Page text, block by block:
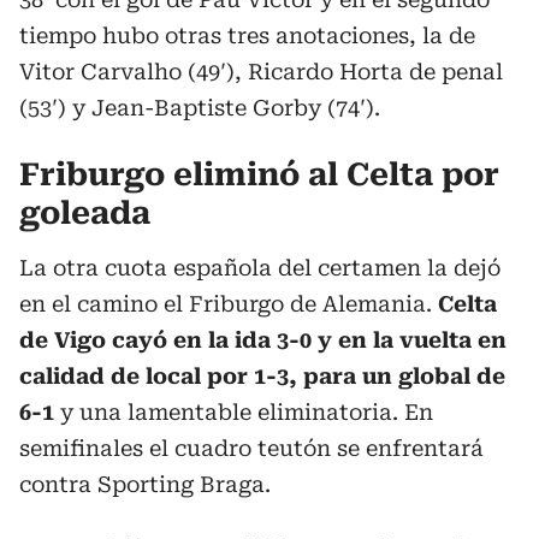
tiempo hubo otras tres anotaciones, la de
Vitor Carvalho (49′), Ricardo Horta de penal
(53′) y Jean-Baptiste Gorby (74′).
Friburgo eliminó al Celta por
goleada
La otra cuota española del certamen la dejó
en el camino el Friburgo de Alemania. Celta
de Vigo cayó en la ida 3-0 y en la vuelta en
calidad de local por 1-3, para un global de
6-1 y una lamentable eliminatoria. En
semifinales el cuadro teutón se enfrentará
contra Sporting Braga.